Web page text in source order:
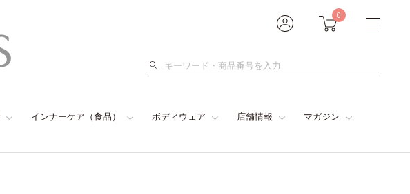
0
検
インナーケア（食品） ボディウェア 店舗情報 マガジン